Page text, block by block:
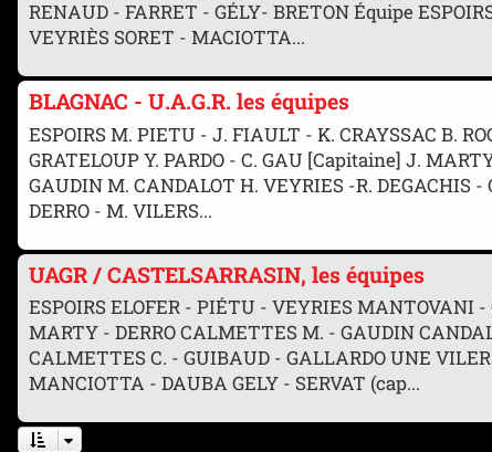
RENAUD - FARRET - GÉLY- BRETON Équipe
VEYRIÈS SORET - MACIOTTA...
BLAGNAC - U.A.G.R. les équipes
ESPOIRS M. PIETU - J. FIAULT - K. CRAYSSAC B.
GRATELOUP Y. PARDO - C. GAU [Capitaine] J.
GAUDIN M. CANDALOT H. VEYRIES -R. DEGACHIS
DERRO - M. VILERS...
UAGR / CASTELSARRASIN, les équipes
ESPOIRS ELOFER - PIÉTU - VEYRIES MANTOVANI
MARTY - DERRO CALMETTES M. - GAUDIN
CALMETTES C. - GUIBAUD - GALLARDO UNE
MANCIOTTA - DAUBA GELY - SERVAT (cap...